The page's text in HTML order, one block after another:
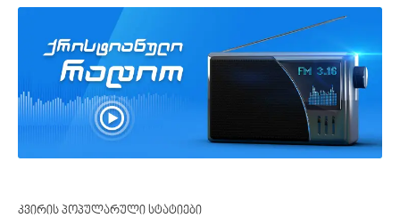
კვირის პოპულარული სტატიები